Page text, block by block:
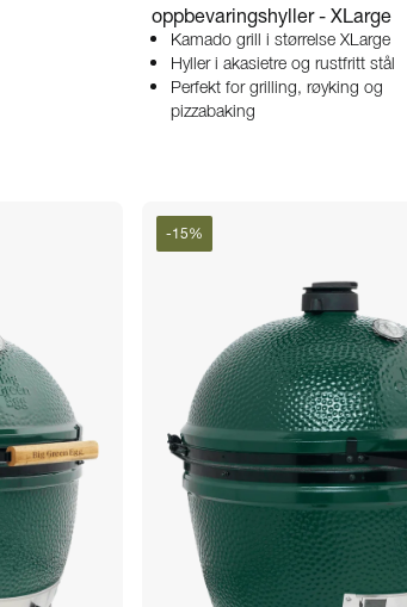
oppbevaringshyller - XLarge
Kamado grill i størrelse XLarge
Hyller i akasietre og rustfritt stål
Perfekt for grilling, røyking og
pizzabaking
-15%